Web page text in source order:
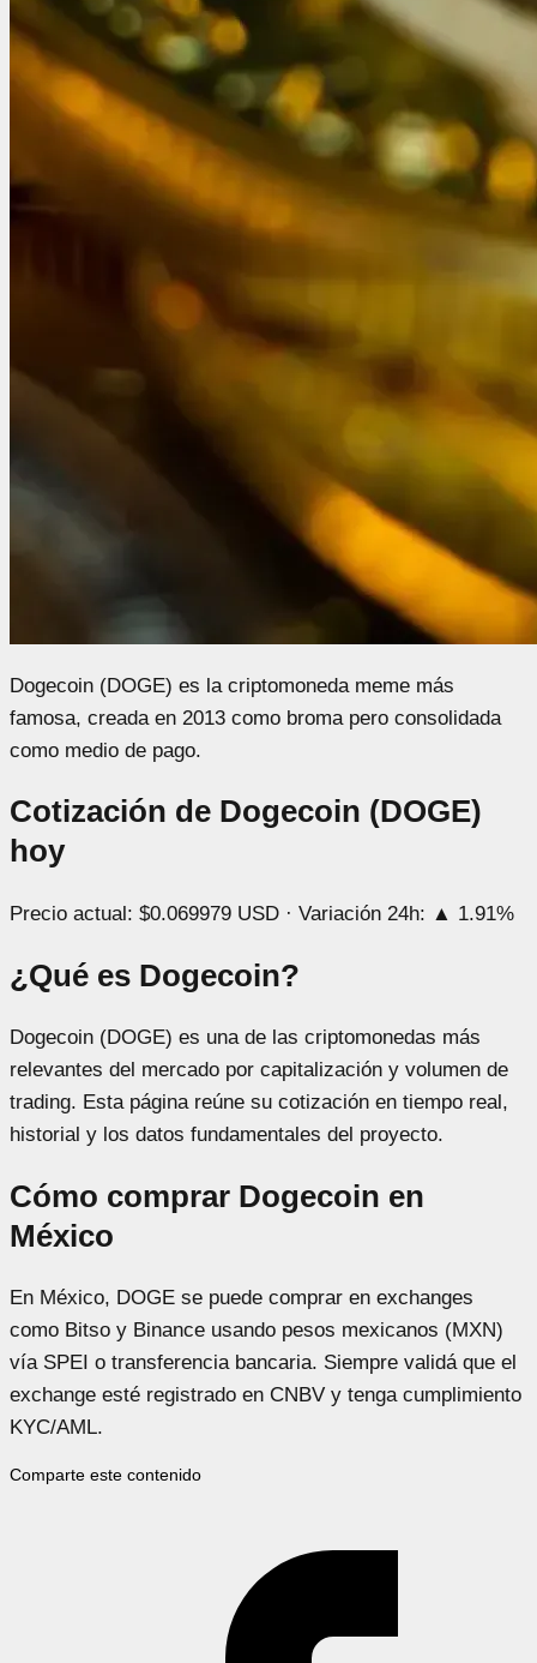
Dogecoin (DOGE) es la criptomoneda meme más
famosa, creada en 2013 como broma pero consolidada
como medio de pago.
Cotización de Dogecoin (DOGE)
hoy
Precio actual: $0.069979 USD · Variación 24h: ▲ 1.91%
¿Qué es Dogecoin?
Dogecoin (DOGE) es una de las criptomonedas más
relevantes del mercado por capitalización y volumen de
trading. Esta página reúne su cotización en tiempo real,
historial y los datos fundamentales del proyecto.
Cómo comprar Dogecoin en
México
En México, DOGE se puede comprar en exchanges
como Bitso y Binance usando pesos mexicanos (MXN)
vía SPEI o transferencia bancaria. Siempre validá que el
exchange esté registrado en CNBV y tenga cumplimiento
KYC/AML.
Comparte este contenido